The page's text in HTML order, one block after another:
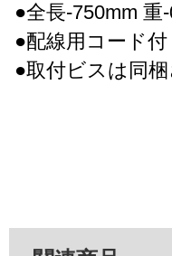
●全長-750mm 重
●配線用コード付
●取付ビスは同